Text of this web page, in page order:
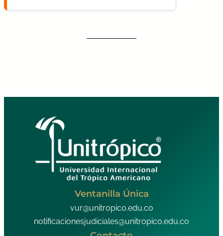
Ventanilla Única
vur@unitropico.edu.co
notificacionesjudiciales@unitropico.edu.co